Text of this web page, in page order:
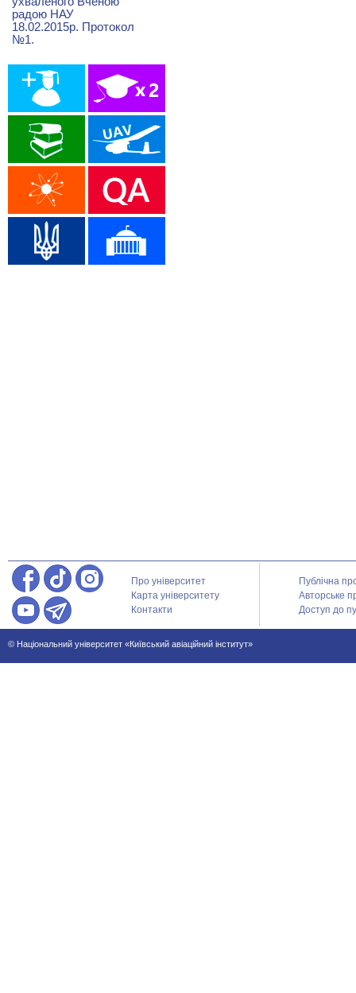
радою НАУ
18.02.2015р. Протокол
№1.
Про університет
Карта університету
Контакти
Публічна
Авторське
Доступ до
© Національний університет «Київський авіаційний інститут»